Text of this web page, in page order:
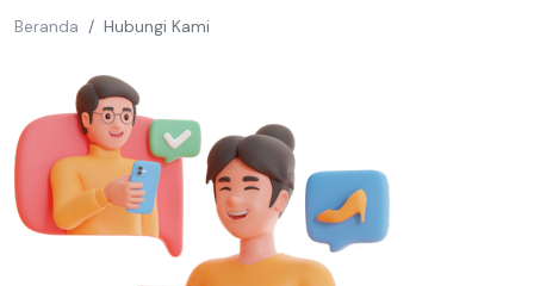
Beranda Hubungi Kami